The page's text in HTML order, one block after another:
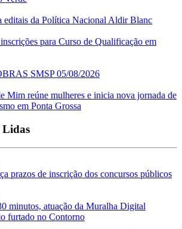
editais da Política Nacional Aldir Blanc
para Curso de Qualificação em
SMSP 05/08/2026
Mim reúne mulheres e inicia nova jornada de
em Ponta Grossa
Lidas
prazos de inscrição dos concursos públicos
minutos, atuação da Muralha Digital
furtado no Contorno